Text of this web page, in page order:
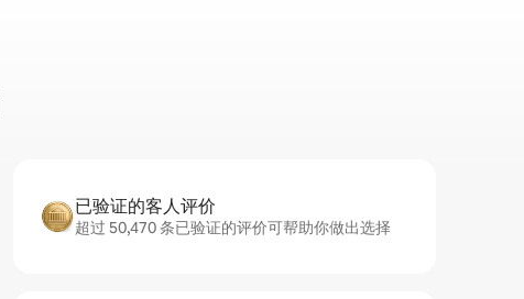
已验证的客人评价
超过 50,470 条已验证的评价可帮助你做出选择